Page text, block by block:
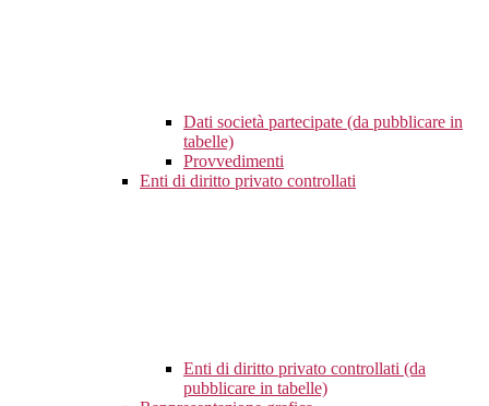
Dati società partecipate (da pubblicare in
tabelle)
Provvedimenti
Enti di diritto privato controllati
Enti di diritto privato controllati (da
pubblicare in tabelle)